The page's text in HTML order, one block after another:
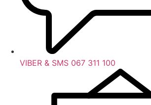
VIBER & SMS 067 311 100